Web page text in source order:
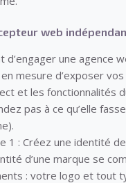
web
d’engager une agence
mesure d’exposer
et les fonctionnalités
pas à ce qu’elle
1 : Créez une identité
d’une marque se
: votre logo et tout